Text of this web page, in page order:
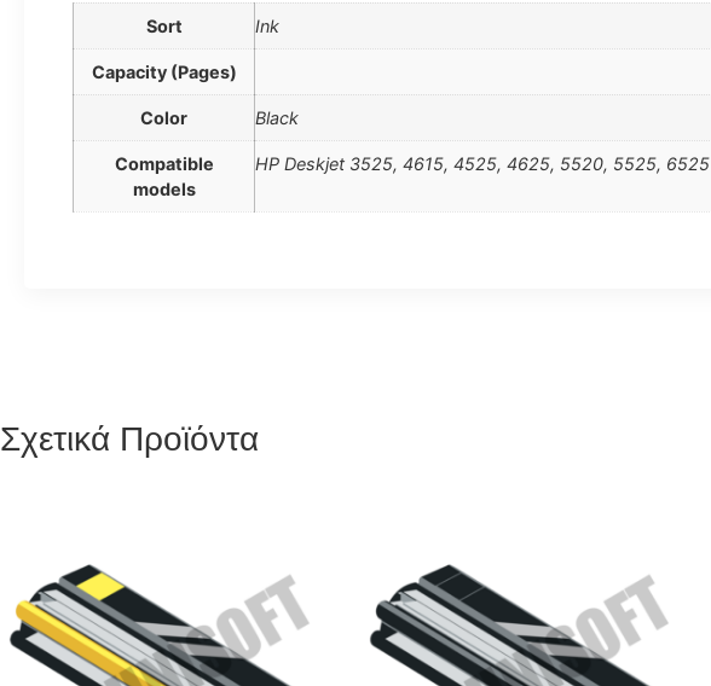
Sort Ink
Capacity (Pages)
Color Black
Compatible
models
HP Deskjet 3525, 4615, 4525, 4625, 5520, 5525, 6525
Σχετικά Προϊόντα